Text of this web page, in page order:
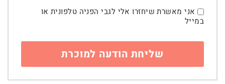
אני מאשרת שיחזרו אלי לגבי הפניה טלפונית או
במייל